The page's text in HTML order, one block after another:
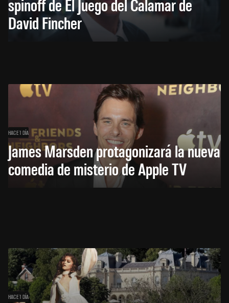
spinoff de El Juego del Calamar de
David Fincher
HACE 1 DÍA
James Marsden protagonizará la nueva
comedia de misterio de Apple TV
HACE 1 DÍA